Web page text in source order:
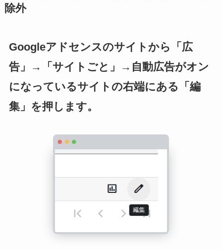
除外
Googleアドセンスのサイトから「広
告」→「サイトごと」→自動広告がオン
になっているサイトの右端にある「編
集」を押します。